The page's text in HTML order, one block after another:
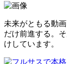
未来がともる動
だけ前進する。
けしています。